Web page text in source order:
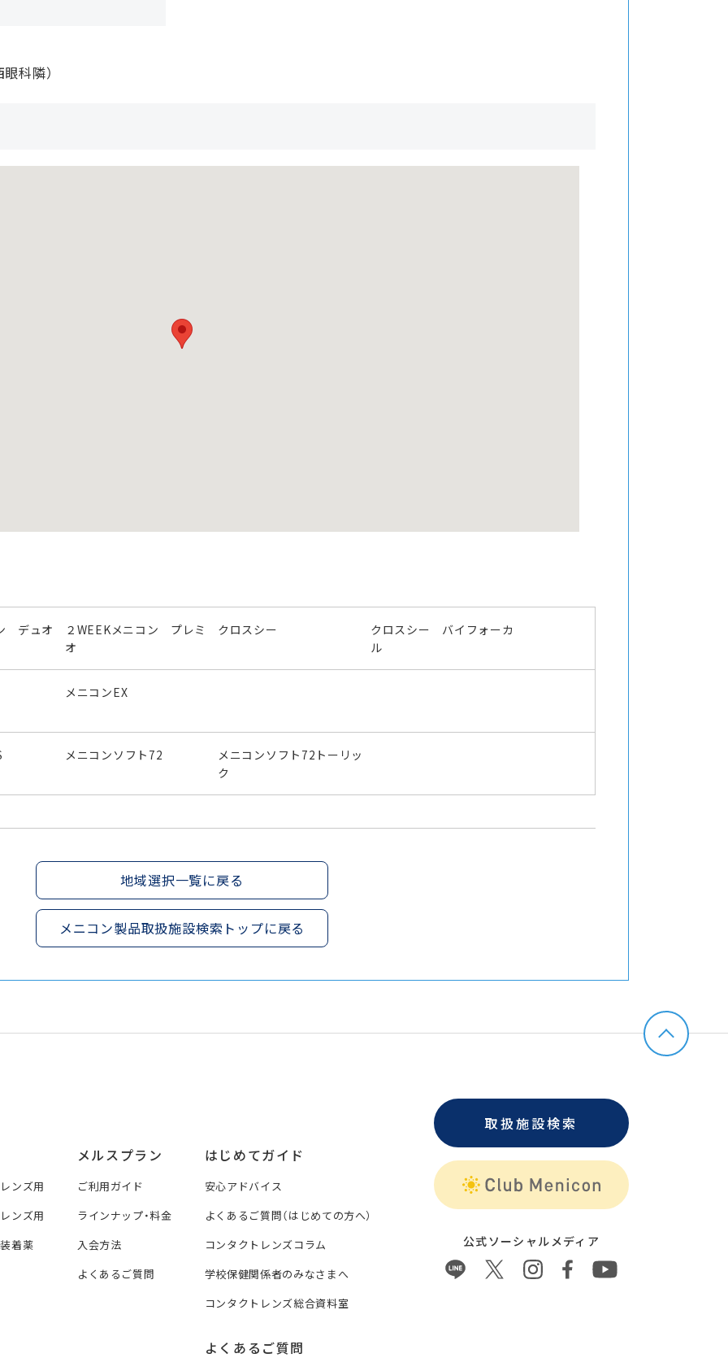
科隣）
デュオ
２WEEKメニコン プレミ
オ
クロスシー
クロスシー バイフォーカ
ル
メニコンEX
メニコンソフト72
メニコンソフト72トーリッ
ク
地域選択一覧に戻る
メニコン製品取扱施設検索トップに戻る
ンズ用
ンズ用
着薬
メルスプラン
ご利用ガイド
ラインナップ・料金
入会方法
よくあるご質問
はじめてガイド
安心アドバイス
よくあるご質問（はじめての方へ）
コンタクトレンズコラム
学校保健関係者のみなさまへ
コンタクトレンズ総合資料室
よくあるご質問
取扱施設検索
公式ソーシャルメディア